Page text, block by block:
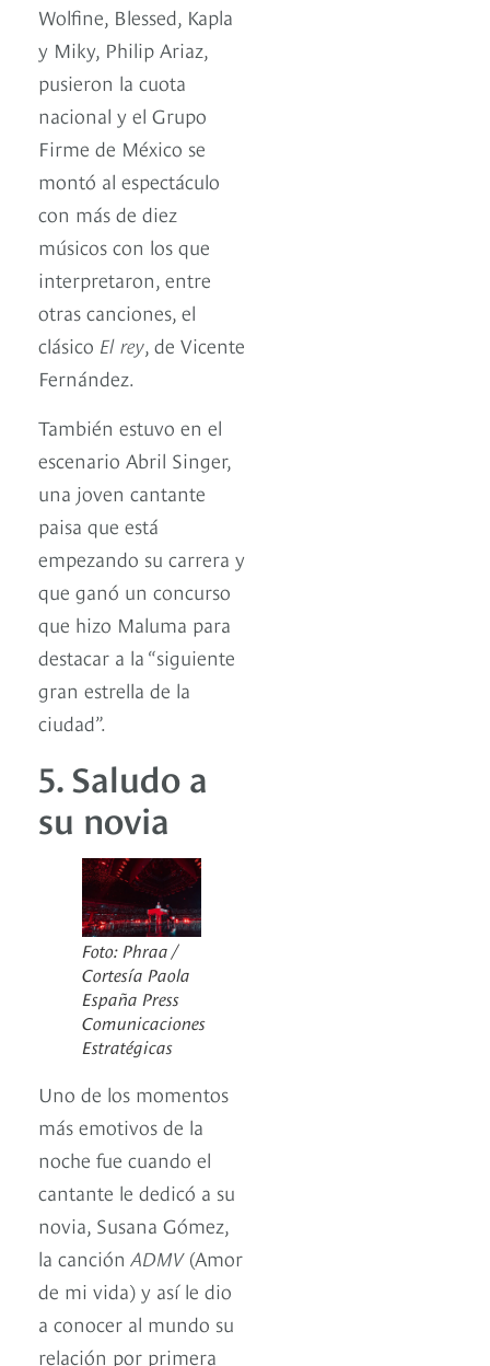
Wolfine, Blessed, Kapla
y Miky, Philip Ariaz,
pusieron la cuota
nacional y el Grupo
Firme de México se
montó al espectáculo
con más de diez
músicos con los que
interpretaron, entre
otras canciones, el
clásico El rey , de Vicente
Fernández.
También estuvo en el
escenario Abril Singer,
una joven cantante
paisa que está
empezando su carrera y
que ganó un concurso
que hizo Maluma para
destacar a la “siguiente
gran estrella de la
ciudad”.
5. Saludo a
su novia
Foto: Phraa /
Cortesía Paola
España Press
Comunicaciones
Estratégicas
Uno de los momentos
más emotivos de la
noche fue cuando el
cantante le dedicó a su
novia, Susana Gómez,
la canciónADMV(Amor
de mi vida) y así le dio
a conocer al mundo su
relación por primera